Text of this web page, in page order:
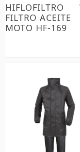
HIFLOFILTRO
FILTRO ACEITE
MOTO HF-169